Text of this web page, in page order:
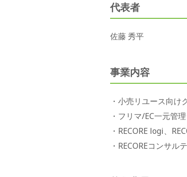
代表者
佐藤 秀平
事業内容
・小売リユース向け
・フリマ/EC一元管
・RECORE logi、
・RECOREコンサル